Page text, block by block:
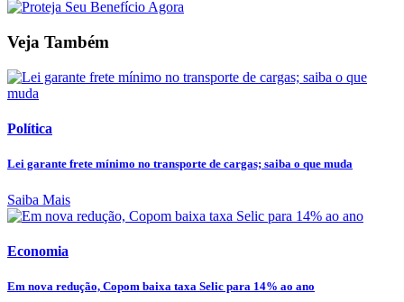
Veja Também
Política
Lei garante frete mínimo no transporte de cargas; saiba o que muda
Saiba Mais
Economia
Em nova redução, Copom baixa taxa Selic para 14% ao ano